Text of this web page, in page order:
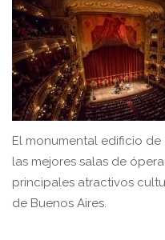
El monumental edificio
las mejores salas de
principales atractivos
de Buenos Aires.